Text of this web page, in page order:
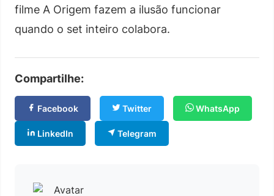
filme A Origem fazem a ilusão funcionar
quando o set inteiro colabora.
Compartilhe:
Facebook Twitter WhatsApp
LinkedIn Telegram